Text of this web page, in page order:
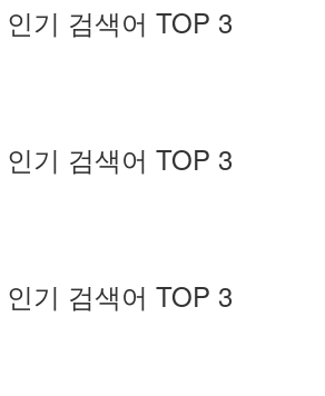
기 검색어 TOP 3
기 검색어 TOP 3
기 검색어 TOP 3